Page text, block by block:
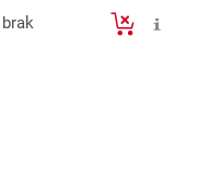
brak